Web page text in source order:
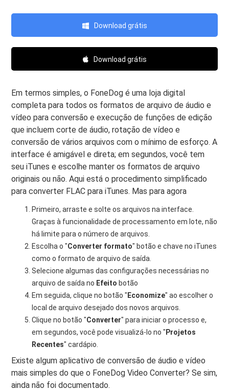
Download grátis
Download grátis
Em termos simples, o FoneDog é uma loja digital
completa para todos os formatos de arquivo de áudio e
vídeo para conversão e execução de funções de edição
que incluem corte de áudio, rotação de vídeo e
conversão de vários arquivos com o mínimo de esforço. A
interface é amigável e direta; em segundos, você tem
seu iTunes e escolhe manter os formatos de arquivo
originais ou não. Aqui está o procedimento simplificado
para converter FLAC para iTunes. Mas para agora
Primeiro, arraste e solte os arquivos na interface.
Graças à funcionalidade de processamento em lote, não
há limite para o número de arquivos.
Escolha o "Converter formato" botão e chave no iTunes
como o formato de arquivo de saída.
Selecione algumas das configurações necessárias no
arquivo de saída no Efeito botão
Em seguida, clique no botão " Economize" ao escolher o
local de arquivo desejado dos novos arquivos.
Clique no botão "Converter" para iniciar o processo e,
em segundos, você pode visualizá-lo no " Projetos
Recentes" cardápio.
Existe algum aplicativo de conversão de áudio e vídeo
mais simples do que o FoneDog Video Converter? Se sim,
ainda não foi documentado.